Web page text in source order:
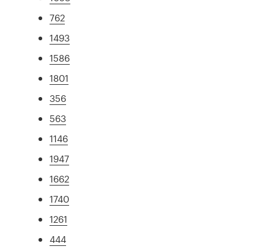
762
1493
1586
1801
356
563
1146
1947
1662
1740
1261
444